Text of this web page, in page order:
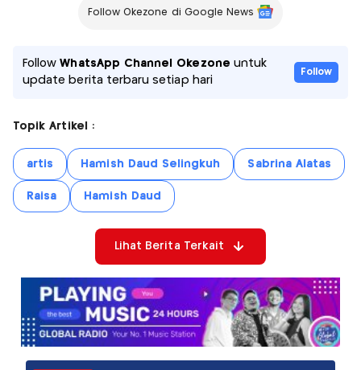
Follow Okezone di Google News
FollowWhatsApp Channel Okezone untuk
update berita terbaru setiap hari
Follow
Topik Artikel :
artis Hamish Daud Selingkuh Sabrina Alatas
Raisa Hamish Daud
Lihat Berita Terkait